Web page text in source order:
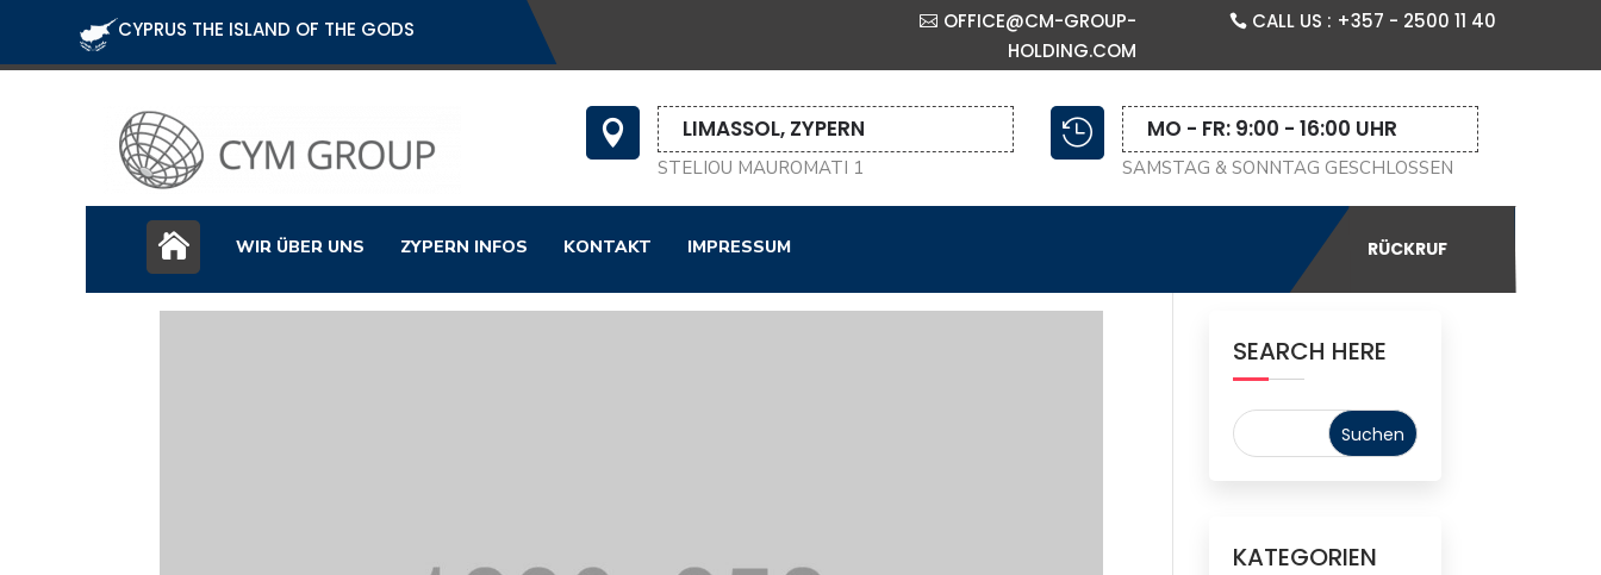
CYPRUS THE ISLAND OF THE GODS
OFFICE@CM-GROUP-
HOLDING.COM
CALL US : +357 - 2500 11 40
 LIMASSOL, ZYPERN
STELIOU MAUROMATI 1
 MO - FR: 9:00 - 16:00 UHR
SAMSTAG & SONNTAG GESCHLOSSEN
WIR ÜBER UNS ZYPERN INFOS KONTAKT IMPRESSUM RÜCKRUF
SEARCH HERE
KATEGORIEN